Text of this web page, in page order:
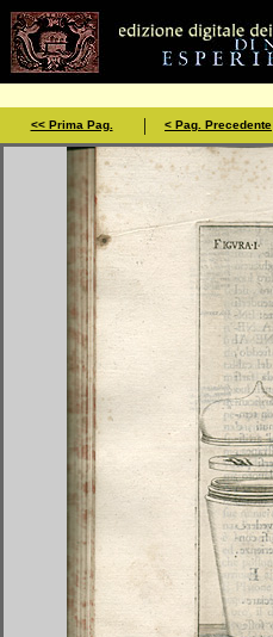
<< Prima Pag. | < Pag. Precedente